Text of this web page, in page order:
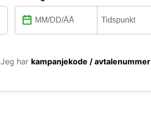
Jeg har kampanjekode / avtalenummer